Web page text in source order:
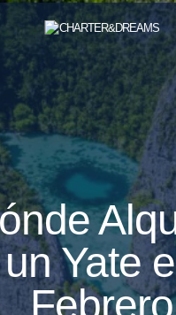
un Yate
Febrero